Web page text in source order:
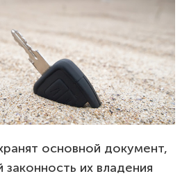
основной документ,
их владения